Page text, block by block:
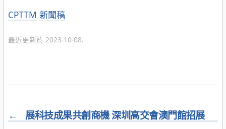
分
CPTTM 新聞稿
最近更新於 2023-10-08.
←
展科技成果共創商機 深圳高交會澳門館招展